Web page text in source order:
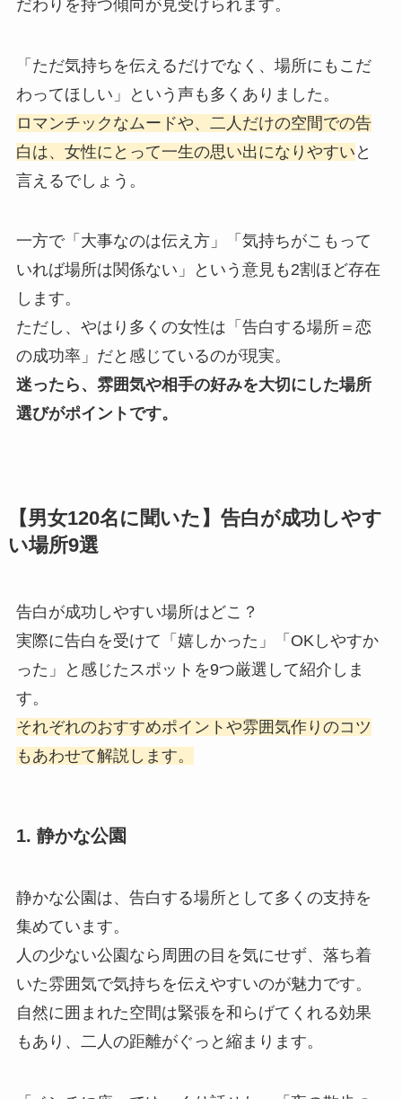
だわりを持つ傾向が見受けられます。
「ただ気持ちを伝えるだけでなく、場所にもこだ
わってほしい」という声も多くありました。
ロマンチックなムードや、二人だけの空間での告
白は、女性にとって一生の思い出になりやすい と
言えるでしょう。
一方で「大事なのは伝え方」「気持ちがこもって
いれば場所は関係ない」という意見も2割ほど存在
します。
ただし、やはり多くの女性は「告白する場所＝恋
の成功率」だと感じているのが現実。
迷ったら、雰囲気や相手の好みを大切にした場所
選びがポイントです。
【男女120名に聞いた】告白が成功しやす
い場所9選
告白が成功しやすい場所はどこ？
実際に告白を受けて「嬉しかった」「OKしやすか
った」と感じたスポットを9つ厳選して紹介しま
す。
それぞれのおすすめポイントや雰囲気作りのコツ
もあわせて解説します。
1. 静かな公園
静かな公園は、告白する場所として多くの支持を
集めています。
人の少ない公園なら周囲の目を気にせず、落ち着
いた雰囲気で気持ちを伝えやすいのが魅力です。
自然に囲まれた空間は緊張を和らげてくれる効果
もあり、二人の距離がぐっと縮まります。